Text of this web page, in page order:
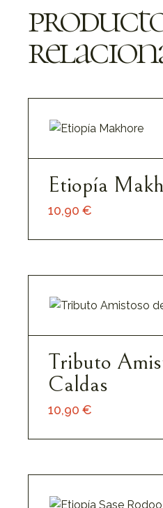
10,90€
Etiopía
10,90€
Tributo
Caldas